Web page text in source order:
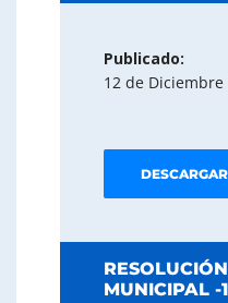
Publicado:
12 de Diciembre
DESCARGAR
MUNICIPAL -